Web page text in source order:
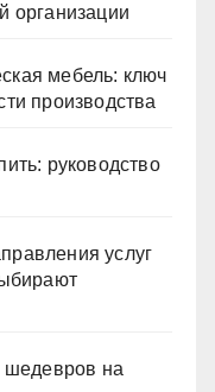
организации
мебель: ключ
производства
руководство
услуг
шедевров на